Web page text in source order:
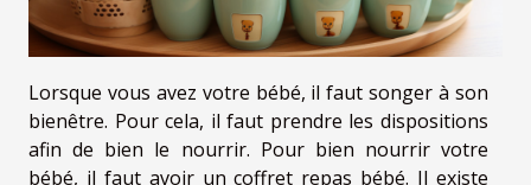
Lorsque vous avez votre bébé, il faut songer à son
bienêtre. Pour cela, il faut prendre les dispositions
afin de bien le nourrir. Pour bien nourrir votre
bébé, il faut avoir un coffret repas bébé. Il existe